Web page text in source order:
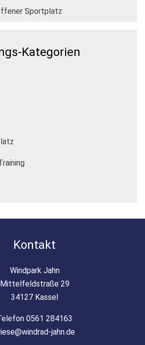
Sportplatz
Kategorien
Kontakt
Windpark Jahn
Mittelfeldstraße 29
34127 Kassel
0561 284163
jahn.de